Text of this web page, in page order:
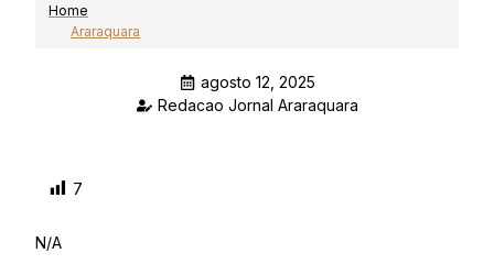
Home
Araraquara
agosto 12, 2025
Redacao Jornal Araraquara
7
N/A